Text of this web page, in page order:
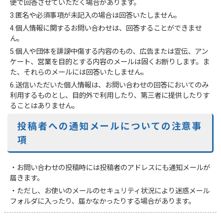
便で回答させていただく場合があります。
3.匿名や必須事項が未記入の場合は回答いたしません。
4.個人情報に関するお問い合わせは、回答することができませ
ん。
5.個人や団体を誹謗中傷する内容のもの、広告または宣伝、アン
ケート、営業を目的とする内容のメールは固くお断りします。ま
た、それらのメールには回答いたしません。
6.送信いただいた個人情報は、お問い合わせの回答においてのみ
利用するものとし、目的外で利用したり、第三者に提供したりす
ることはありません。
投稿者への通知メールについての注意事
項
・お問い合わせの投稿時には投稿者のアドレスにも通知メールが
届きます。
・ただし、お使いのメールのセキュリティ状況により迷惑メール
フォルダに入ったり、届かなかったりする場合があります。